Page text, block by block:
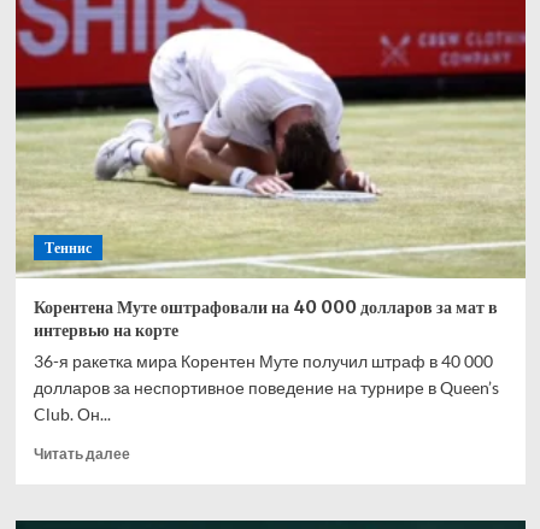
Теннис
Корентена Муте оштрафовали на 40 000 долларов за мат в
интервью на корте
36-я ракетка мира Корентен Муте получил штраф в 40 000
долларов за неспортивное поведение на турнире в Queen’s
Club. Он...
Читать далееПрочитать
Корентена